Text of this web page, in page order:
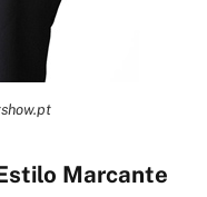
Marcante